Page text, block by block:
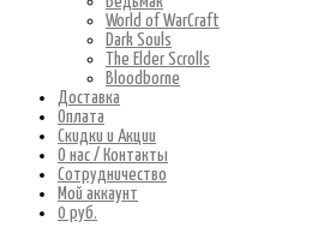
World of WarCraft
Dark Souls
The Elder Scrolls
Bloodborne
Доставка
Оплата
Скидки и Акции
О нас / Контакты
Сотрудничество
Мой аккаунт
0 руб.